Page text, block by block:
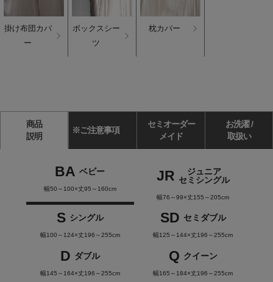
掛け布団カバ
ー
ボックスシー
ツ
枕カバー
商品
説明
※ご注意事項
セミオーダー
メイド
お洗濯 /
取扱い
BA ベビー
幅50～100×丈95～160cm
JR
ジュニア
セミシングル
幅76～99×丈155～205cm
S シングル
幅100～124×丈196～255cm
SD セミダブル
幅125～144×丈196～255cm
D ダブル
幅145～164×丈196～255cm
Q クイーン
幅165～184×丈196～255cm